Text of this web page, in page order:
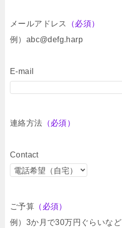
メールアドレス
（必須）
例）abc@defg.harp
E-mail
連絡方法 （必須）
Contact
ご予算 （必須）
例）3か月で30万円ぐらいなど